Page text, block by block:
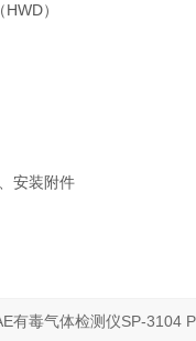
）
安装附件